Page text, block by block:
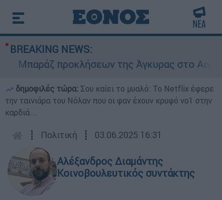
BREAKING NEWS:
Μπαράζ προκλήσεων της Άγκυρας στο Αιγαίο:
δημοφιλές τώρα: Σου καίει το μυαλό: Το Netflix έφερε
την ταινιάρα του Νόλαν που οι φαν έχουν κρυφό νο1 στην
καρδιά...
┋ Πολιτική ┋ 03.06.2025 16:31
Αλέξανδρος Διαμάντης
Κοινοβουλευτικός συντάκτης